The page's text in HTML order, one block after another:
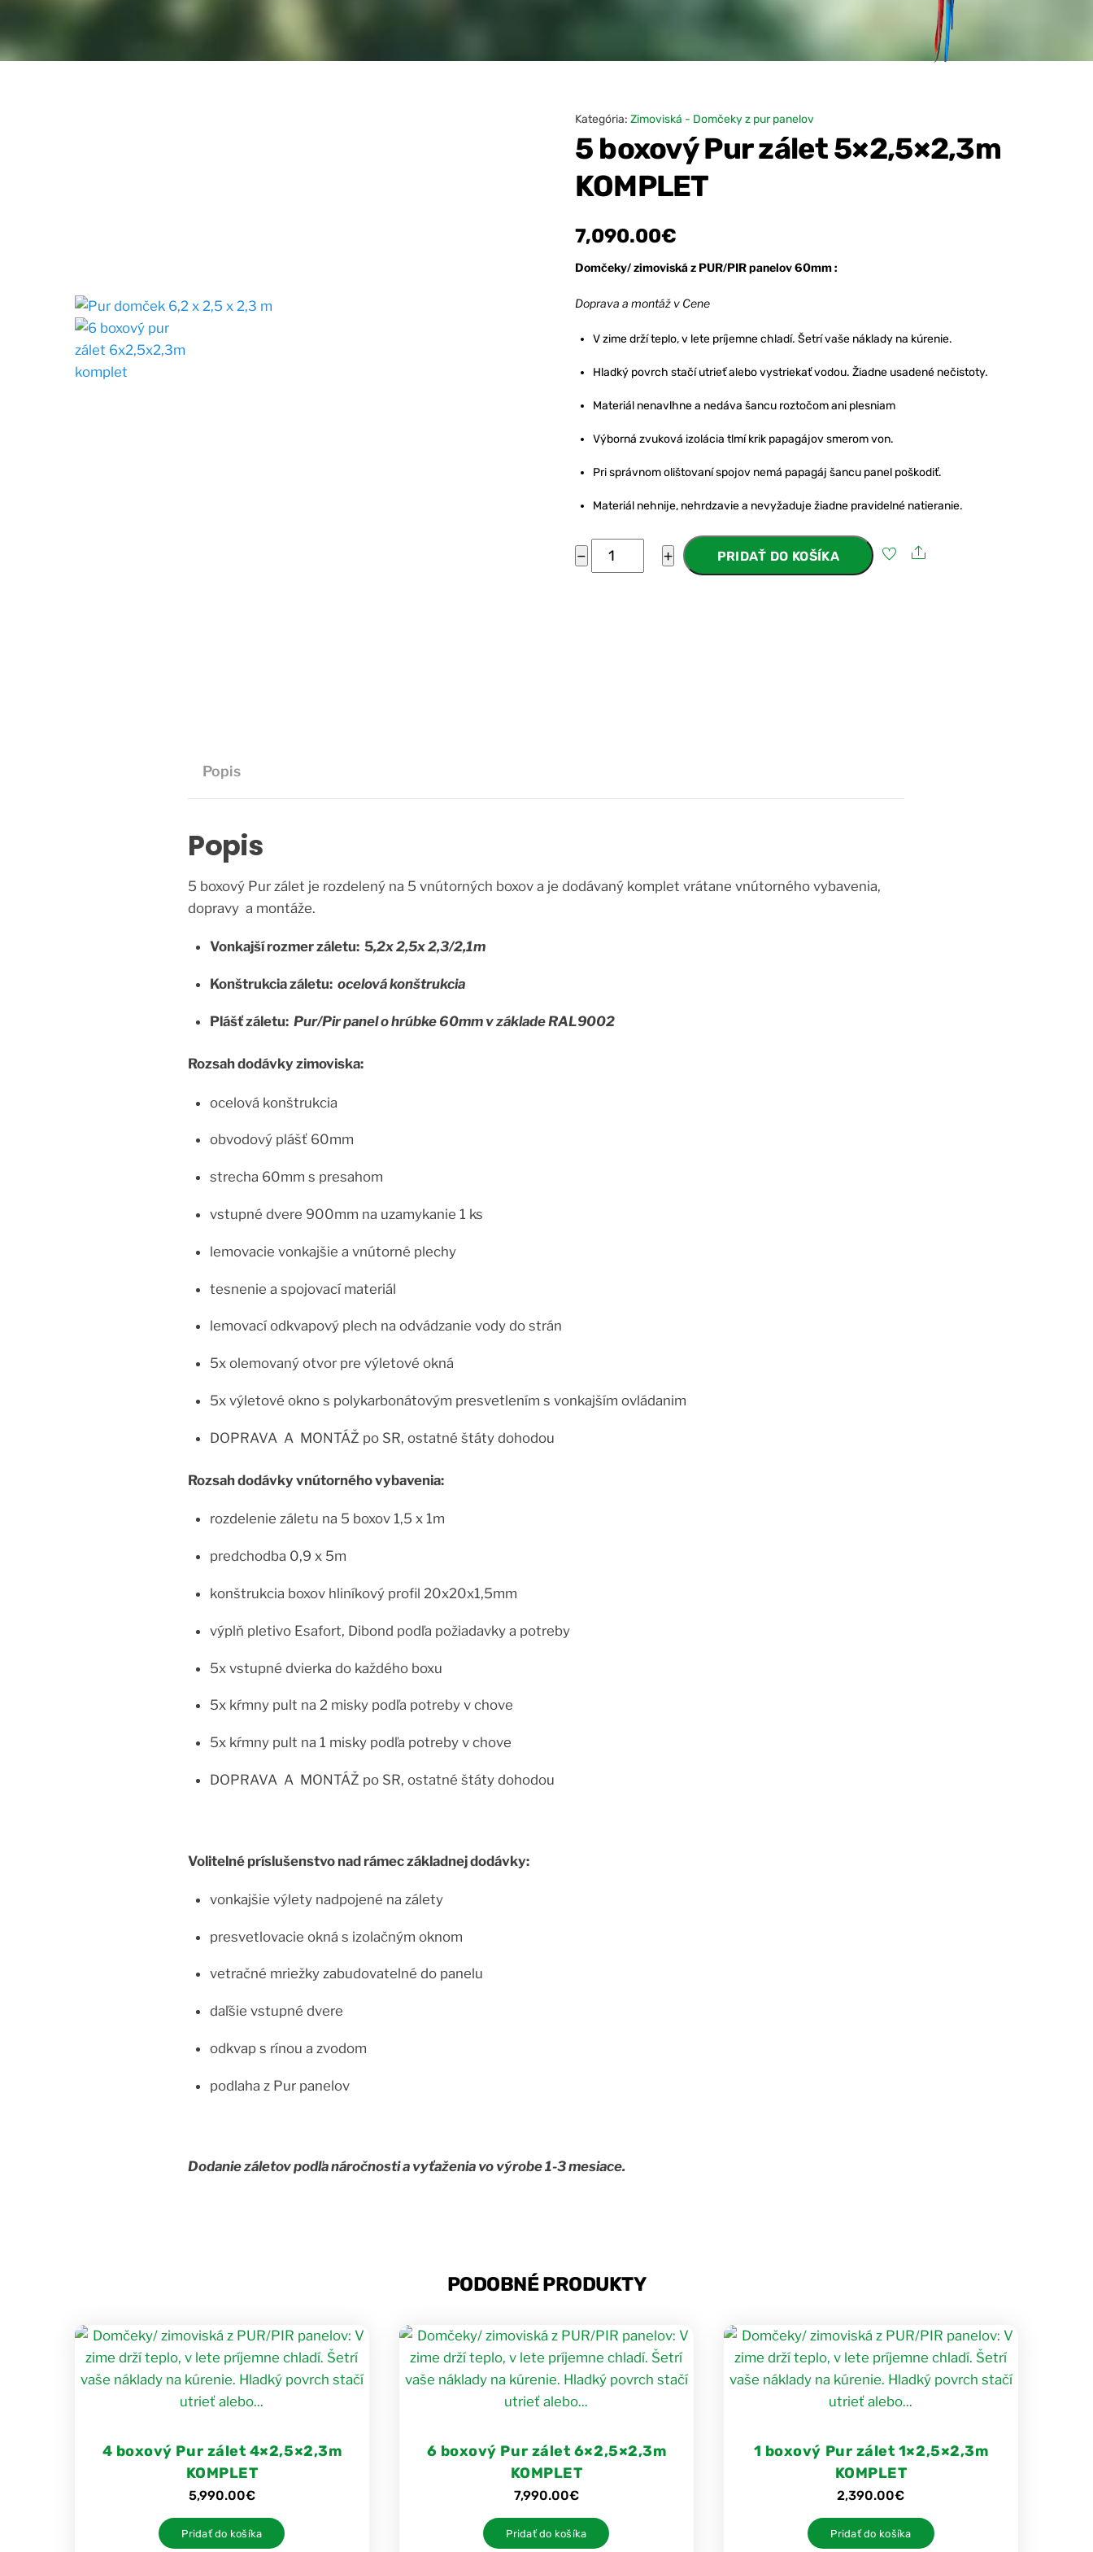
Kategória: Zimoviská - Domčeky z pur panelov
5 boxový Pur zálet 5×2,5×2,3m
KOMPLET
7,090.00€
Domčeky/ zimoviská z PUR/PIR panelov 60mm :
Doprava a montáž v Cene
V zime drží teplo, v lete príjemne chladí. Šetrí vaše náklady na kúrenie.
Hladký povrch stačí utrieť alebo vystriekať vodou. Žiadne usadené nečistoty.
Materiál nenavlhne a nedáva šancu roztočom ani plesniam
Výborná zvuková izolácia tlmí krik papagájov smerom von.
Pri správnom olištovaní spojov nemá papagáj šancu panel poškodiť.
Materiál nehnije, nehrdzavie a nevyžaduje žiadne pravidelné natieranie.
−
množstvo
5
+ PRIDAŤ DO KOŠÍKA Share
Popis
Popis
5 boxový Pur zálet je rozdelený na 5 vnútorných boxov a je dodávaný komplet vrátane vnútorného vybavenia,
dopravy a montáže.
Vonkajší rozmer záletu: 5,2x 2,5x 2,3/2,1m
Konštrukcia záletu:ocelová konštrukcia
Plášť záletu:Pur/Pir panel o hrúbke 60mm v základe RAL9002
Rozsah dodávky zimoviska:
ocelová konštrukcia
obvodový plášť 60mm
strecha 60mm s presahom
vstupné dvere 900mm na uzamykanie 1 ks
lemovacie vonkajšie a vnútorné plechy
tesnenie a spojovací materiál
lemovací odkvapový plech na odvádzanie vody do strán
5x olemovaný otvor pre výletové okná
5x výletové okno s polykarbonátovým presvetlením s vonkajším ovládanim
DOPRAVA A MONTÁŽ po SR, ostatné štáty dohodou
Rozsah dodávky vnútorného vybavenia:
rozdelenie záletu na 5 boxov 1,5 x 1m
predchodba 0,9 x 5m
konštrukcia boxov hliníkový profil 20x20x1,5mm
výplň pletivo Esafort, Dibond podľa požiadavky a potreby
5x vstupné dvierka do každého boxu
5x kŕmny pult na 2 misky podľa potreby v chove
5x kŕmny pult na 1 misky podľa potreby v chove
DOPRAVA A MONTÁŽ po SR, ostatné štáty dohodou
Volitelné príslušenstvo nad rámec základnej dodávky:
vonkajšie výlety nadpojené na zálety
presvetlovacie okná s izolačným oknom
vetračné mriežky zabudovatelné do panelu
daľšie vstupné dvere
odkvap s rínou a zvodom
podlaha z Pur panelov
Dodanie záletov podľa náročnosti a vyťaženia vo výrobe 1-3 mesiace.
PODOBNÉ PRODUKTY
4 boxový Pur zálet 4×2,5×2,3m
KOMPLET
5,990.00€
Pridať do košíka
6 boxový Pur zálet 6×2,5×2,3m
KOMPLET
7,990.00€
Pridať do košíka
1 boxový Pur zálet 1×2,5×2,3m
KOMPLET
2,390.00€
Pridať do košíka